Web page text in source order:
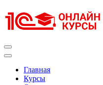
к
содержимому
Главная
Курсы